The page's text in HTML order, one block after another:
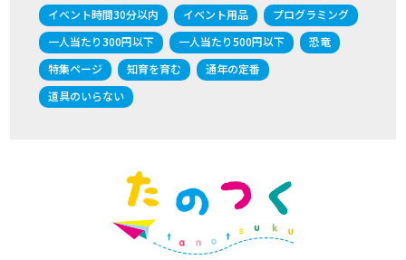
イベント時間30分以内
イベント用品
プログラミング
一人当たり300円以下
一人当たり500円以下
恐竜
特集ページ
知育を育む
通年の定番
道具のいらない